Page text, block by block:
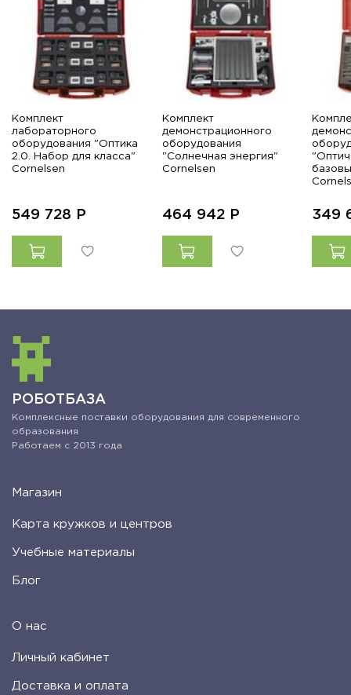
Комплект
лабораторного
оборудования "Оптика
2.0. Набор для класса"
Cornelsen
549 728 Р
Комплект
демонстрационного
оборудования
"Солнечная энергия"
Cornelsen
464 942 Р 349
РОБОТБАЗА
Комплексные поставки оборудования для современного
образования
Работаем с 2013 года
Магазин
Карта кружков и центров
Учебные материалы
Блог
О нас
Личный кабинет
Доставка и оплата